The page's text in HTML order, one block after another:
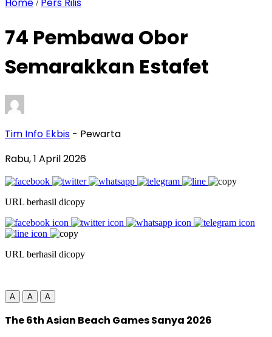
/
74 Pembawa Obor
Semarakkan Estafet
Tim Info Ekbis - Pewarta
Rabu, 1 April 2026
URL berhasil dicopy
URL berhasil dicopy
A A A
The 6th Asian Beach Games Sanya 2026